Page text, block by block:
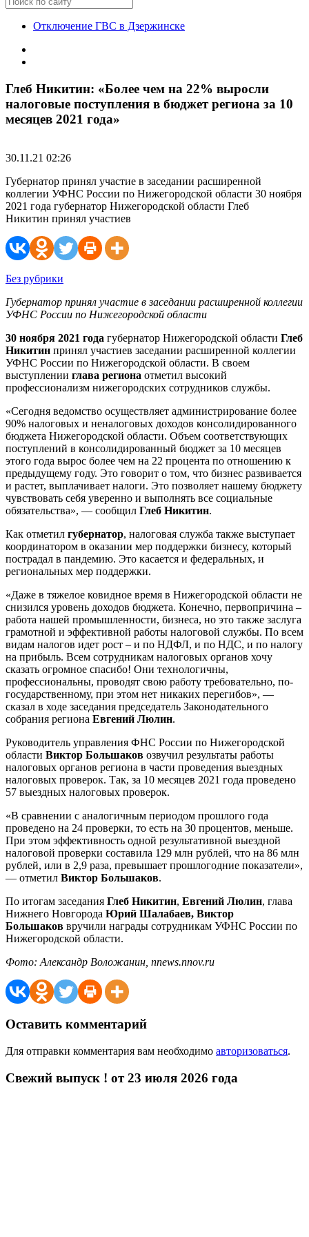
Отключение ГВС в Дзержинске
Глеб Никитин: «Более чем на 22% выросли
налоговые поступления в бюджет региона за 10
месяцев 2021 года»
30.11.21 02:26
Губернатор принял участие в заседании расширенной
коллегии УФНС России по Нижегородской области 30 ноября
2021 года губернатор Нижегородской области Глеб
Никитин принял участиев
Без рубрики
Губернатор принял участие в заседании расширенной коллегии
УФНС России по Нижегородской области
30 ноября 2021 года губернатор Нижегородской области Глеб
Никитин принял участиев заседании расширенной коллегии
УФНС России по Нижегородской области. В своем
выступлении глава региона отметил высокий
профессионализм нижегородских сотрудников службы.
«Сегодня ведомство осуществляет администрирование более
90% налоговых и неналоговых доходов консолидированного
бюджета Нижегородской области. Объем соответствующих
поступлений в консолидированный бюджет за 10 месяцев
этого года вырос более чем на 22 процента по отношению к
предыдущему году. Это говорит о том, что бизнес развивается
и растет, выплачивает налоги. Это позволяет нашему бюджету
чувствовать себя уверенно и выполнять все социальные
обязательства», — сообщил Глеб Никитин.
Как отметил губернатор, налоговая служба также выступает
координатором в оказании мер поддержки бизнесу, который
пострадал в пандемию. Это касается и федеральных, и
региональных мер поддержки.
«Даже в тяжелое ковидное время в Нижегородской области не
снизился уровень доходов бюджета. Конечно, первопричина –
работа нашей промышленности, бизнеса, но это также заслуга
грамотной и эффективной работы налоговой службы. По всем
видам налогов идет рост – и по НДФЛ, и по НДС, и по налогу
на прибыль. Всем сотрудникам налоговых органов хочу
сказать огромное спасибо! Они технологичны,
профессиональны, проводят свою работу требовательно, по-
государственному, при этом нет никаких перегибов», —
сказал в ходе заседания председатель Законодательного
собрания региона Евгений Люлин.
Руководитель управления ФНС России по Нижегородской
области Виктор Большаков озвучил результаты работы
налоговых органов региона в части проведения выездных
налоговых проверок. Так, за 10 месяцев 2021 года проведено
57 выездных налоговых проверок.
«В сравнении с аналогичным периодом прошлого года
проведено на 24 проверки, то есть на 30 процентов, меньше.
При этом эффективность одной результативной выездной
налоговой проверки составила 129 млн рублей, что на 86 млн
рублей, или в 2,9 раза, превышает прошлогодние показатели»,
— отметил Виктор Большаков.
По итогам заседания Глеб Никитин, Евгений Люлин, глава
Нижнего Новгорода Юрий Шалабаев, Виктор
Большаков вручили награды сотрудникам УФНС России по
Нижегородской области.
Фото: Александр Воложанин, nnews.nnov.ru
Оставить комментарий
Для отправки комментария вам необходимо авторизоваться.
Свежий выпуск ! от 23 июля 2026 года